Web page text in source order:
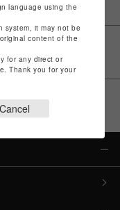
使える
イント進呈
トクに
language using the
system, it may not be
content of the
for any direct or
Thank you for your
Cancel